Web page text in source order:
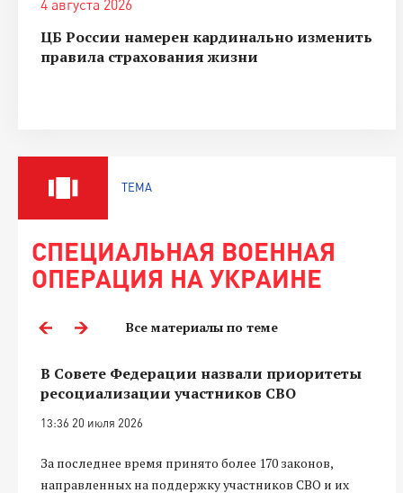
4 августа 2026
ЦБ России намерен кардинально изменить
правила страхования жизни
ТЕМА
СПЕЦИАЛЬНАЯ ВОЕННАЯ
ОПЕРАЦИЯ НА УКРАИНЕ
Все материалы по теме
В Совете Федерации назвали приоритеты
ресоциализации участников СВО
13:36 20 июля 2026
За последнее время принято более 170 законов,
направленных на поддержку участников СВО и их